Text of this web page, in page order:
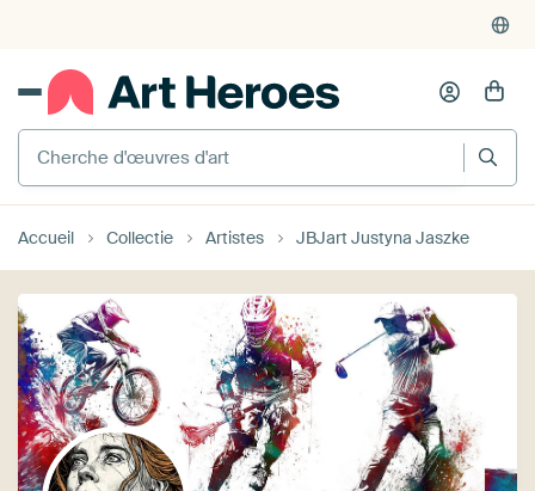
Cherche d'œuvres d'art
Accueil Collectie Artistes JBJart Justyna Jaszke